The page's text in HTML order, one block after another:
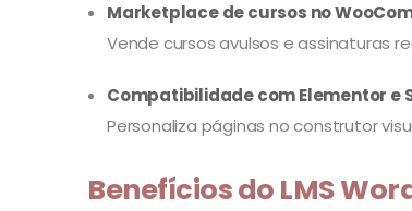
Marketplace de cursos no
Vende cursos avulsos e assinaturas
Compatibilidade com Elementor e
Personaliza páginas no construtor
Benefícios do LMS